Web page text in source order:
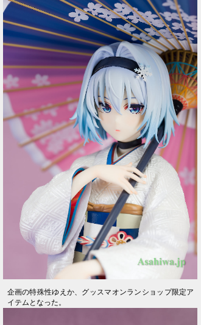
企画の特殊性ゆえか、グッスマオンランショップ限定ア
イテムとなった。